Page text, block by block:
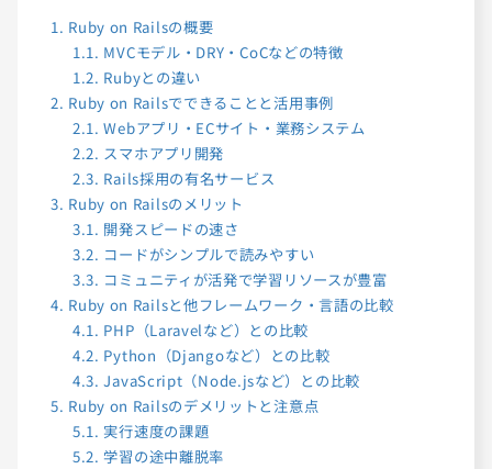
1. Ruby on Railsの概要
1.1. MVCモデル・DRY・CoCなどの特徴
1.2. Rubyとの違い
2. Ruby on Railsでできることと活用事例
2.1. Webアプリ・ECサイト・業務システム
2.2. スマホアプリ開発
2.3. Rails採用の有名サービス
3. Ruby on Railsのメリット
3.1. 開発スピードの速さ
3.2. コードがシンプルで読みやすい
3.3. コミュニティが活発で学習リソースが豊富
4. Ruby on Railsと他フレームワーク・言語の比較
4.1. PHP（Laravelなど）との比較
4.2. Python（Djangoなど）との比較
4.3. JavaScript（Node.jsなど）との比較
5. Ruby on Railsのデメリットと注意点
5.1. 実行速度の課題
5.2. 学習の途中離脱率